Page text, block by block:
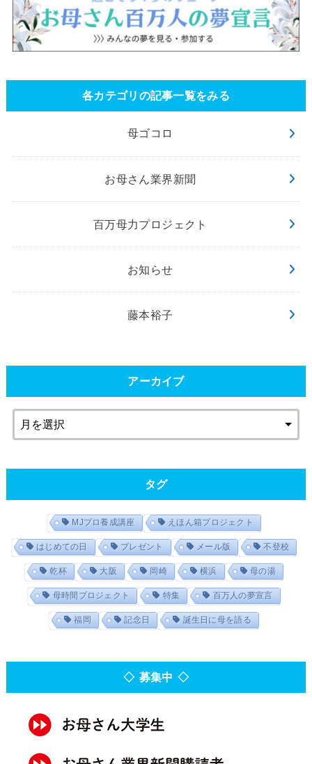
各カテゴリの記事一覧をみる
母ゴコロ
お母さん業界新聞
百万母力プロジェクト
お知らせ
藤本裕子
アーカイブ
タグ
MJプロ養成講座 えほん箱プロジェクト
はじめての日 プレゼント メール版 不登校
乾杯 大阪 岡崎 横浜 母の湯
母時間プロジェクト 特集 百万人の夢宣言
福岡 記念日 誕生日に母を語る
◇ 募集中 ◇